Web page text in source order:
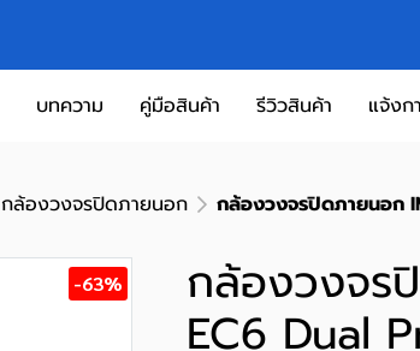
บทความ คู่มือสินค้า รีวิวสินค้า แจ้งก
กล้องวงจรปิดภายนอก กล้องวงจรปิดภายนอก
-63% กล้องวงจร
EC6 Dual